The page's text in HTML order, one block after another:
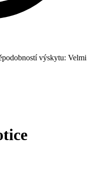
výskytu: Velmi